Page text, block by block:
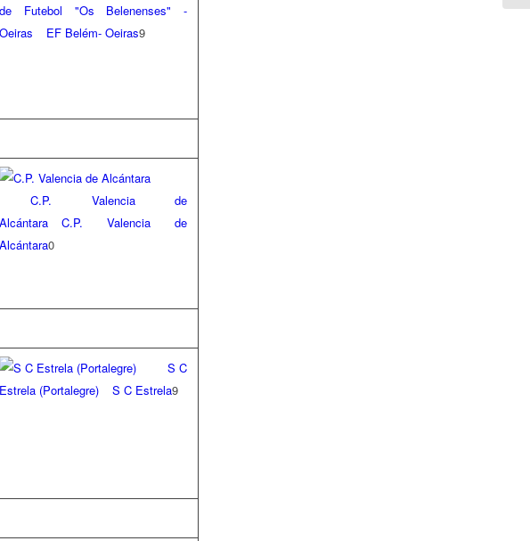
de Futebol "Os Belenenses" -
Oeiras
EF Belém- Oeiras9
C.P. Valencia de
Alcántara
C.P. Valencia de
Alcántara0
S C
Estrela (Portalegre)
S C Estrela9